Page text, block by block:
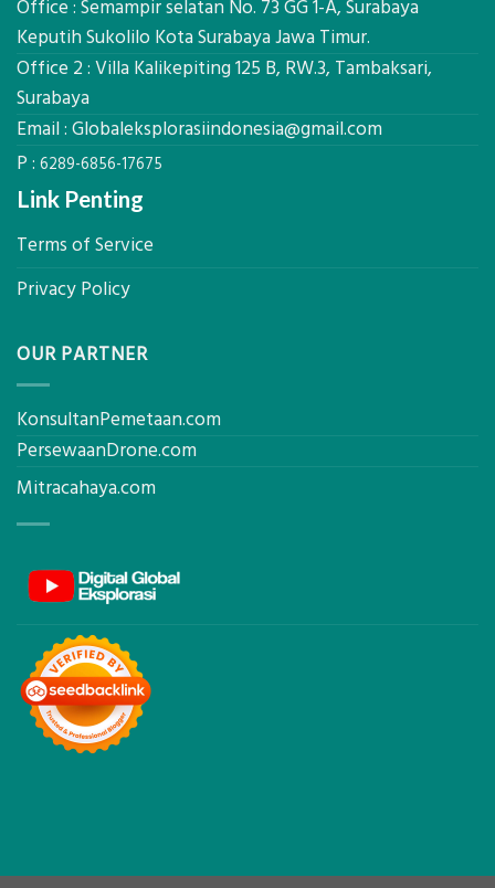
Ukur
Presisi
Akurat
Office : Semampir selatan No. 73 GG 1-A, Surabaya
Keputih Sukolilo Kota Surabaya Jawa Timur.
Office 2 : Villa Kalikepiting 125 B, RW.3, Tambaksari,
Surabaya
Email : Globaleksplorasiindonesia@gmail.com
P : 6289-6856-17675
Link Penting
Terms of Service
Privacy Policy
OUR PARTNER
KonsultanPemetaan.com
PersewaanDrone.com
Mitracahaya.com